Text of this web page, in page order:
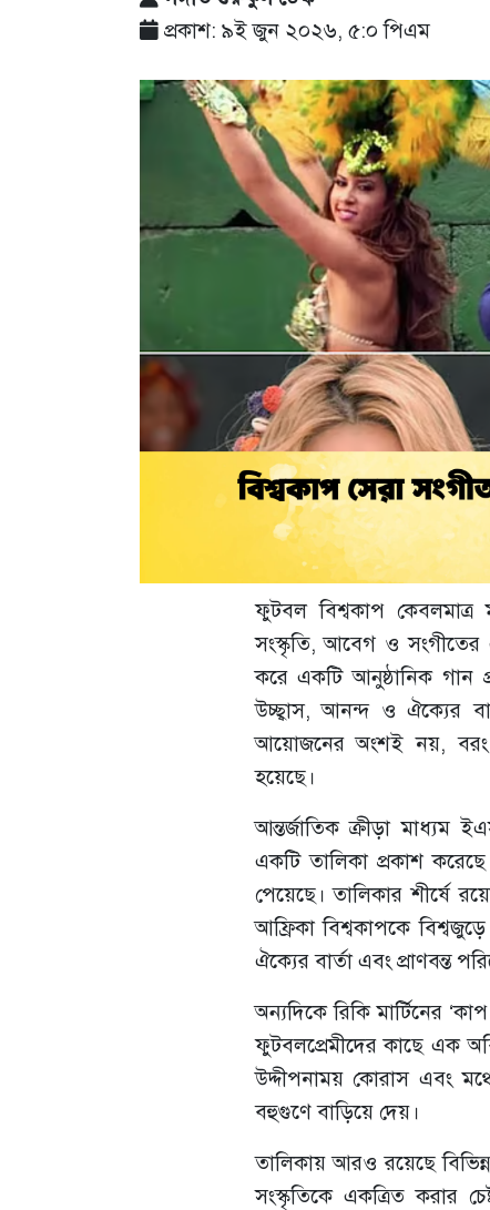
প্রকাশ: ৯ই জুন ২০২৬, ৫:০ পিএম
ফুটবল বিশ্বকাপ কেবলমাত্র
সংস্কৃতি, আবেগ ও সংগীতের
করে একটি আনুষ্ঠানিক গান
উচ্ছ্বাস, আনন্দ ও ঐক্যের
আয়োজনের অংশই নয়, বরং
হয়েছে।
আন্তর্জাতিক ক্রীড়া মাধ্যম
একটি তালিকা প্রকাশ
পেয়েছে। তালিকার শীর্ষে
আফ্রিকা বিশ্বকাপকে
ঐক্যের বার্তা এবং প্রাণবন্ত
অন্যদিকে রিকি মার্টিনের
ফুটবলপ্রেমীদের কাছে এক
উদ্দীপনাময় কোরাস এবং
বহুগুণে বাড়িয়ে দেয়।
তালিকায় আরও রয়েছে
সংস্কৃতিকে একত্রিত করার